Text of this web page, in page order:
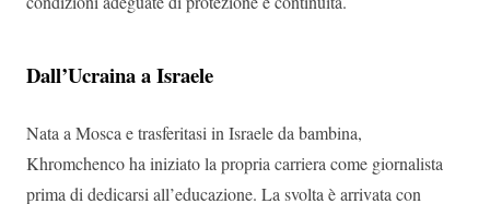
Dall’Ucraina a Israele
Nata a Mosca e trasferitasi in Israele da bambina,
Khromchenco ha iniziato la propria carriera come giornalista
prima di dedicarsi all’educazione. La svolta è arrivata con